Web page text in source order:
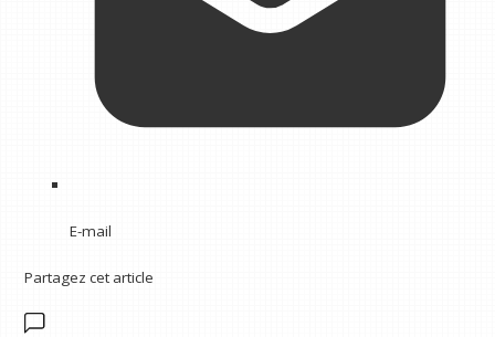
E-mail
Partagez cet article